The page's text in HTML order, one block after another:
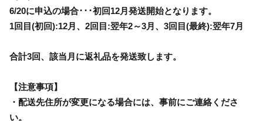
6/20に申込の場合･･･初回12月発送開始となります。
1回目(初回):12月、2回目:翌年2～3月、3回目(最終):翌年7月
合計3回、該当月に返礼品を発送致します。
【注意事項】
・配送先住所が変更になる場合には、事前にご連絡くださ
い。